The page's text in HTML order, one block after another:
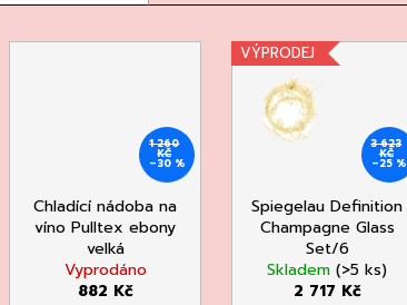
1 260
KČ
–30 %
Chladící nádoba na
víno Pulltex ebony
velká
Vyprodáno
882 Kč
VÝPRODEJ
3 623
KČ
–25 %
Spiegelau Definition
Champagne Glass
Set/6
Skladem(>5 ks)
2 717 Kč